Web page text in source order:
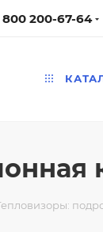
800 200-67-64